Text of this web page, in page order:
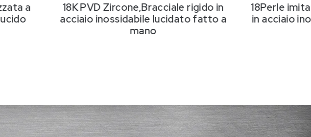
a
18K PVD Zircone,Bracciale rigido in
acciaio inossidabile lucidato fatto a
mano
18Perle
in acciaio